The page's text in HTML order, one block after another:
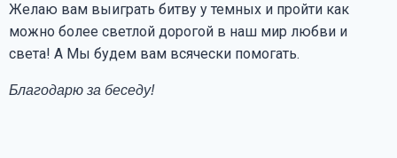
Желаю вам выиграть битву у темных и пройти как
можно более светлой дорогой в наш мир любви и
света! А Мы будем вам всячески помогать.
Благодарю за беседу!